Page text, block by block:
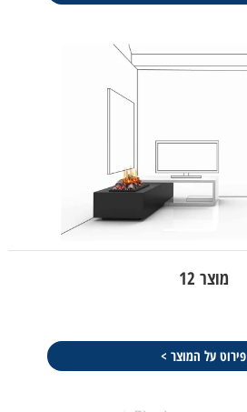
מוצר 12
פירוט על המוצר >